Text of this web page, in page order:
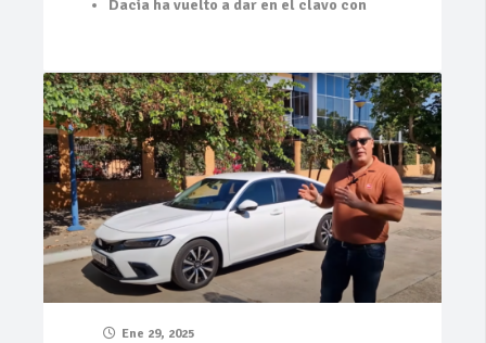
Dacia ha vuelto a dar en el clavo con
Ene 29, 2025